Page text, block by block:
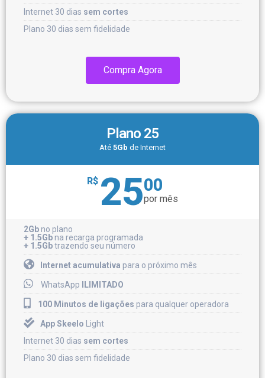
Internet 30 dias sem cortes
Plano 30 dias sem fidelidade
Compra Agora
Plano 25
Até 5Gb de Internet
R$ 2500
por mês
2Gbno plano
+ 1.5Gbna recarga programada
+ 1.5Gbtrazendo seu número
Internet acumulativa para o próximo mês
WhatsApp ILIMITADO
100 Minutos de ligações para qualquer operadora
App Skeelo Light
Internet 30 dias sem cortes
Plano 30 dias sem fidelidade